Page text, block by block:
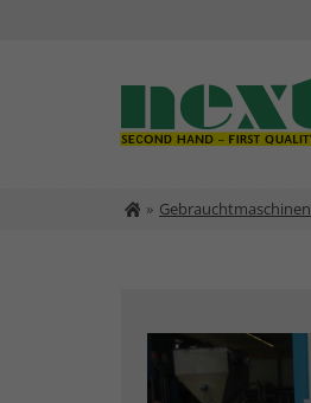
Gebrauchtmaschinen